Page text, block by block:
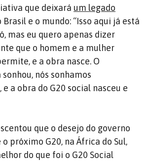
que deixará um legado
Brasil e o mundo: “Isso aqui já está
mas eu quero apenas dizer
que o homem e a mulher
e a obra nasce. O
nós sonhamos
a obra do G20 social nasceu e
que o desejo do governo
próximo G20, na África do Sul,
do que foi o G20 Social